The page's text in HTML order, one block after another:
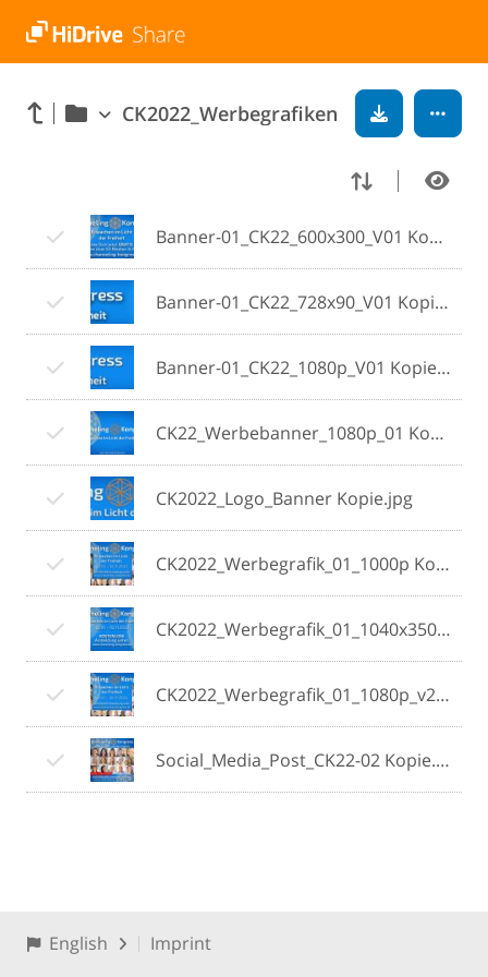
CK2022_Werbegrafiken
Banner-01_CK22_600x300_V01 Kopie.jpg
Banner-01_CK22_728x90_V01 Kopie.jpg
Banner-01_CK22_1080p_V01 Kopie.jpg
CK22_Werbebanner_1080p_01 Kopie.jpg
CK2022_Logo_Banner Kopie.jpg
CK2022_Werbegrafik_01_1000p Kopie.jpg
CK2022_Werbegrafik_01_1040x350 Kopie.jpg
CK2022_Werbegrafik_01_1080p_v2 Kopie.jpg
Social_Media_Post_CK22-02 Kopie.jpg
English Imprint